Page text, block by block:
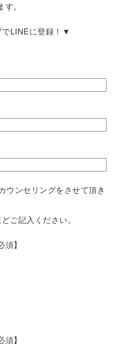
。
LINEに登録！▼
ウンセリングをさせて頂き
ご記入ください。
】
】